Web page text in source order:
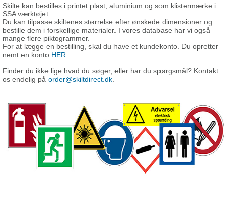
Skilte kan bestilles i printet plast, aluminium og som klistermærke i
SSA værktøjet.
Du kan tilpasse skiltenes størrelse efter ønskede dimensioner og
bestille dem i forskellige materialer. I vores database har vi også
mange flere piktogrammer.
For at lægge en bestilling, skal du have et kundekonto. Du opretter
nemt en konto HER
Finder du ikke lige hvad du søger, eller har du spørgsmål? Kontakt
os endelig på order@skiltdirect.dk